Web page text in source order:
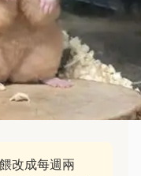
改成每週兩